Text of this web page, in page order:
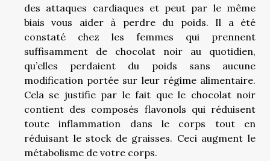
des attaques cardiaques et peut par le même
biais vous aider à perdre du poids. Il a été
constaté chez les femmes qui prennent
suffisamment de chocolat noir au quotidien,
qu’elles perdaient du poids sans aucune
modification portée sur leur régime alimentaire.
Cela se justifie par le fait que le chocolat noir
contient des composés flavonols qui réduisent
toute inflammation dans le corps tout en
réduisant le stock de graisses. Ceci augment le
métabolisme de votre corps.